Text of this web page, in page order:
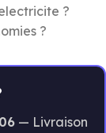
?
?
— Livraison